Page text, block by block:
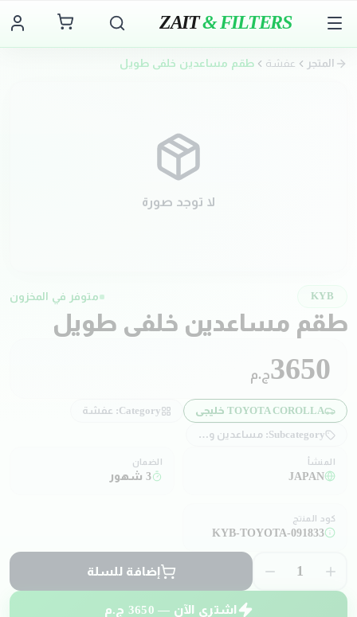
ZAIT& FILTERS
المتجر عفشة طقم مساعدين خلفي طويل
لا توجد صورة
KYB متوفر في المخزون
طقم مساعدين خلفي طويل
3650ج.م
TOYOTA COROLLA خليجي Category: عفشة
Subcategory: مساعدين و صدادات
المنشأ
JAPAN
الضمان
3 شهور
كود المنتج
KYB-TOYOTA-091833
1 إضافة للسلة
اشتري الآن — 3650 ج.م